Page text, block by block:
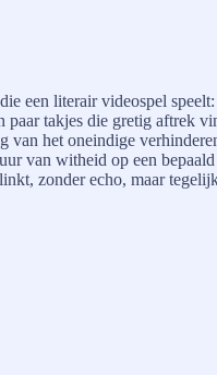
een literair videospel
takjes die gretig
het oneindige
van witheid op een
zonder echo, maar